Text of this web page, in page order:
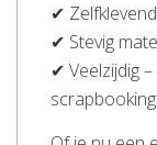
✔
✔ Stevig
✔ Veelzijdig